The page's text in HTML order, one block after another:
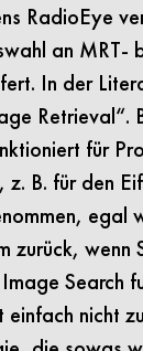
RadioEye
an MRT-
In der
Retrieval“.
für
z. B. für den
egal
zurück, wenn
Search
nicht